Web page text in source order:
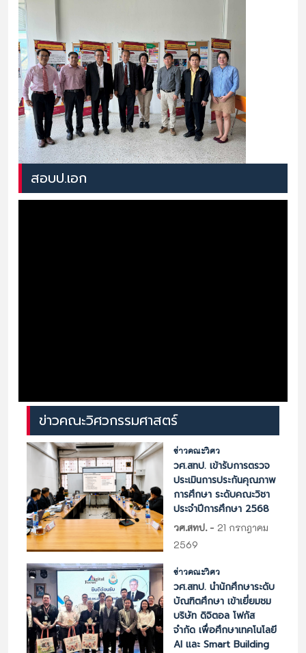
สอบป.เอก
ข่าวคณะวิศวกรรมศาสตร์
ข่าวคณะวิศว
วศ.สทป. เข้ารับการตรวจ
ประเมินการประกันคุณภาพ
การศึกษา ระดับคณะวิชา
ประจำปีการศึกษา 2568
วศ.สทป.- 21 กรกฎาคม
2569
ข่าวคณะวิศว
วศ.สทป. นำนักศึกษาระดับ
บัณฑิตศึกษา เข้าเยี่ยมชม
บริษัท ดิจิตอล โฟกัส
จำกัด เพื่อศึกษาเทคโนโลยี
AI และ Smart Building